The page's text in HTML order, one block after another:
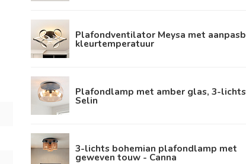
Plafondventilator Meysa met
kleurtemperatuur
Plafondlamp met amber glas, 3-
Selin
3-lichts bohemian plafondlamp met
geweven touw - Canna